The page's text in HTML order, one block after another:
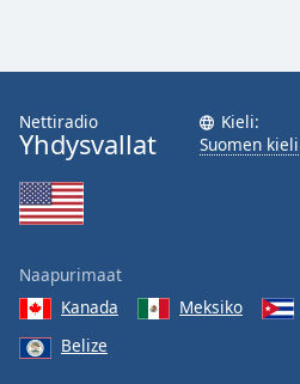
Nettiradio
Yhdysvallat
Kieli:
Suomen kieli
Naapurimaat
Kanada
Meksiko
Belize